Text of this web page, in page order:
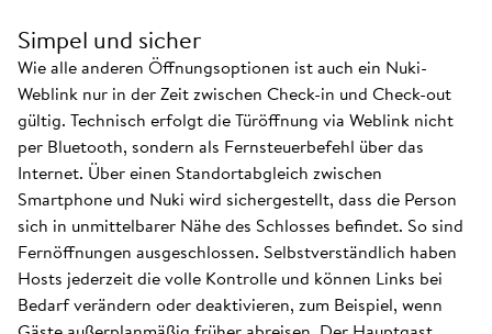
Simpel und sicher
Wie alle anderen Öffnungsoptionen ist auch ein Nuki-
Weblink nur in der Zeit zwischen Check-in und Check-out
gültig. Technisch erfolgt die Türöffnung via Weblink nicht
per Bluetooth, sondern als Fernsteuerbefehl über das
Internet. Über einen Standortabgleich zwischen
Smartphone und Nuki wird sichergestellt, dass die Person
sich in unmittelbarer Nähe des Schlosses befindet. So sind
Fernöffnungen ausgeschlossen. Selbstverständlich haben
Hosts jederzeit die volle Kontrolle und können Links bei
Bedarf verändern oder deaktivieren, zum Beispiel, wenn